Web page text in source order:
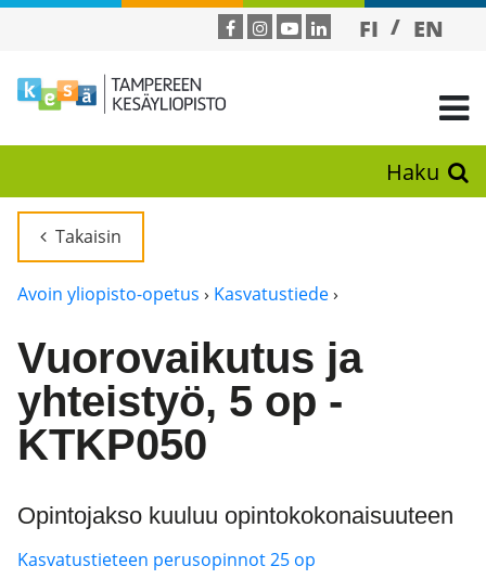
FI EN
Haku
Takaisin
Avoin yliopisto-opetus › Kasvatustiede›
Vuorovaikutus ja
yhteistyö, 5 op -
KTKP050
Opintojakso kuuluu opintokokonaisuuteen
Kasvatustieteen perusopinnot 25 op